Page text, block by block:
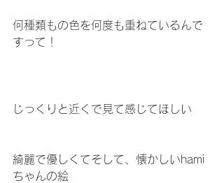
何種類もの色を何度も重ねているんで
すって！
じっくりと近くで見て感じてほしい
綺麗で優しくてそして、懐かしいhami
ちゃんの絵